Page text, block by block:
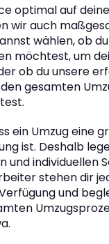
optimal auf
wir auch
wählen, ob
möchtest, um
ob du unsere
gesamten
ein Umzug eine
ist. Deshalb
und individuellen
stehen dir
und